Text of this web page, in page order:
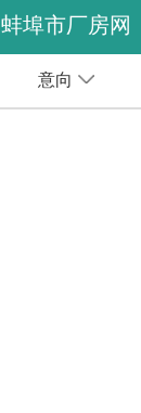
蚌埠市厂房网
意向